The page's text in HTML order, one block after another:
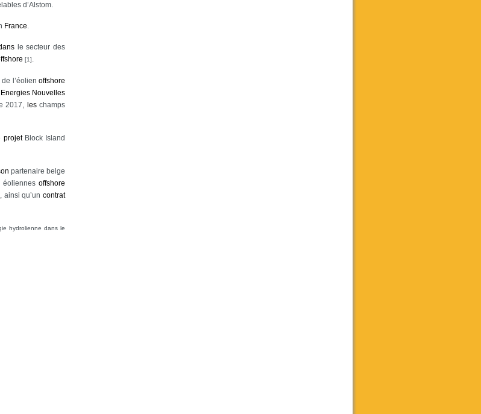
d’Alstom.
France.
le secteur des
[1].
de l’éolienoffshore
Energies Nouvelles
2017, leschamps
projetBlock Island
partenaire belge
éoliennes offshore
ainsi qu’uncontrat
hydrolienne dans le